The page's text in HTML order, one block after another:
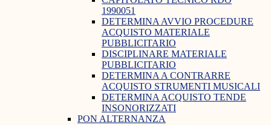
1990051
DETERMINA AVVIO PROCEDURE
ACQUISTO MATERIALE
PUBBLICITARIO
DISCIPLINARE MATERIALE
PUBBLICITARIO
DETERMINA A CONTRARRE
ACQUISTO STRUMENTI MUSICALI
DETERMINA ACQUISTO TENDE
INSONORIZZATI
PON ALTERNANZA